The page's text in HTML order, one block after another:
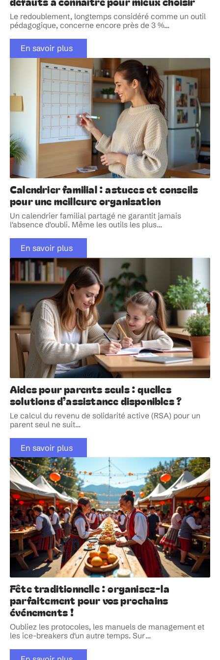
Le redoublement, longtemps considéré comme un outil
pédagogique, concerne encore près de 3 %…
En savoir plus
Calendrier familial : astuces et conseils
pour une meilleure organisation
Un calendrier familial partagé ne garantit jamais
l'absence d'oubli. Même les outils les plus…
En savoir plus
Aides pour parents seuls : quelles
solutions d’assistance disponibles ?
Le calcul du revenu de solidarité active (RSA) pour un
parent seul ne suit…
En savoir plus
Fête traditionnelle : organisez-la
parfaitement pour vos prochains
événements !
Oubliez les protocoles, les manuels de management et
les ice-breakers d'un autre temps. Sur…